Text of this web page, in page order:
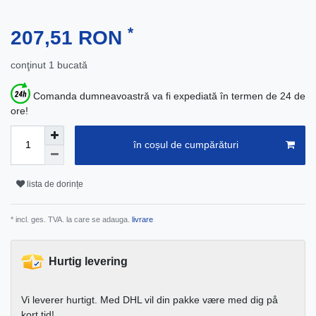
207,51 RON *
conţinut 1 bucată
Comanda dumneavoastră va fi expediată în termen de 24 de
ore!
în coșul de cumpărături
lista de dorințe
* incl. ges. TVA. la care se adauga. livrare
Hurtig levering
Vi leverer hurtigt. Med DHL vil din pakke være med dig på